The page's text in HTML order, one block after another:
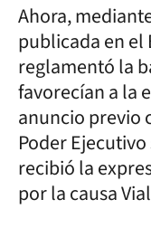
Ahora,
publicada en el
reglamentó la
favorecían a la
anuncio previo
Poder
recibió la
por la causa